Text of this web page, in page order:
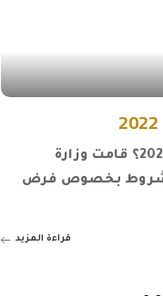
ما هي عقوبة الأوكازيون الوهمي 2022؟ قامت وزارة
بخصوص فرض
قراءة المزيد